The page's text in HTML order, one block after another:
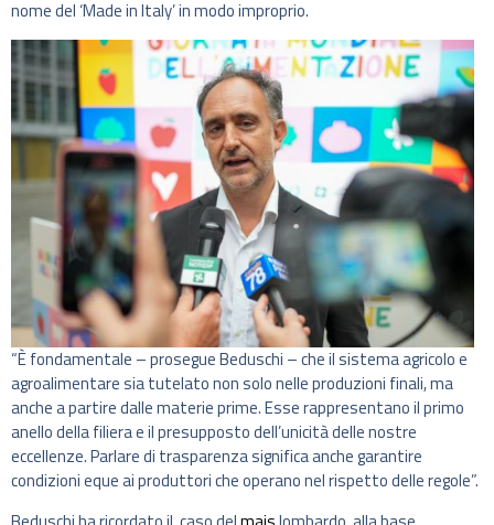
nome del ‘Made in Italy’ in modo improprio.
“È fondamentale – prosegue Beduschi – che il sistema agricolo e
agroalimentare sia tutelato non solo nelle produzioni finali, ma
anche a partire dalle materie prime. Esse rappresentano il primo
anello della filiera e il presupposto dell’unicità delle nostre
eccellenze. Parlare di trasparenza significa anche garantire
condizioni eque ai produttori che operano nel rispetto delle regole”.